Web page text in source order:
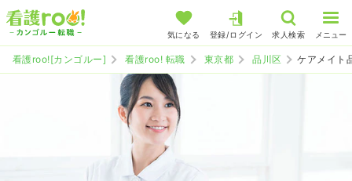
気になる 登録/ログイン 求人検索 メニュー
看護roo![カンゴルー] 看護roo! 転職 東京都 品川区 ケアメイト